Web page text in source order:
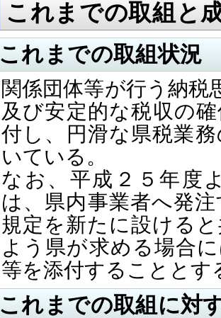
これまでの取組と
これまでの取組状況
関係団体等が行う納税
及び安定的な税収の
付し、円滑な県税業
いている。
なお、平成２５年度
は、県内事業者へ発
規定を新たに設ける
よう県が求める場合
等を添付することとす
これまでの取組に対